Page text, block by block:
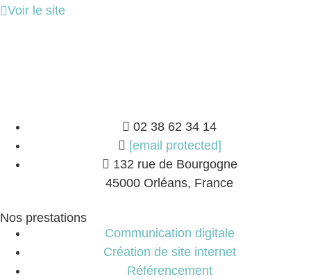
Voir le site
02 38 62 34 14
[email protected]
132 rue de Bourgogne
45000 Orléans, France
Nos prestations
Communication digitale
Création de site internet
Référencement